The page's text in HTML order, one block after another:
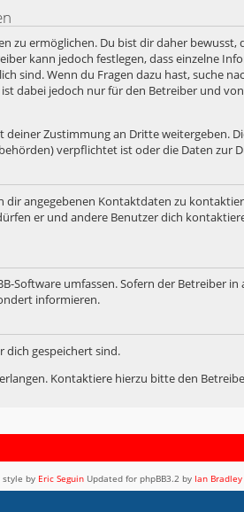
zu ermöglichen. Du bist dir daher
kann jedoch festlegen, dass einzelne
sind. Wenn du Fragen dazu hast, suche
dabei jedoch nur für den Betreiber und
Zustimmung an Dritte weitergeben.
verpflichtet ist oder die Daten zur
angegebenen Kontaktdaten zu
er und andere Benutzer dich
Software umfassen. Sofern der Betreiber
informieren.
dich gespeichert sind.
Kontaktiere hierzu bitte den
by Eric Seguin Updated for phpBB3.2 by Ian Bradley
byphpBB® Forum Software © phpBB Limited